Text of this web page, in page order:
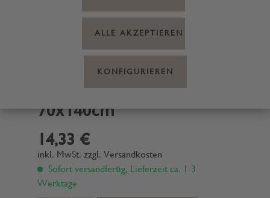
Handtuch weiß
70x140cm
14,33 €
inkl. MwSt. zzgl. Versandkosten
Sofort versandfertig, Lieferzeit ca. 1-3
Werktage
ALLE AKZEPTIEREN
KONFIGURIEREN